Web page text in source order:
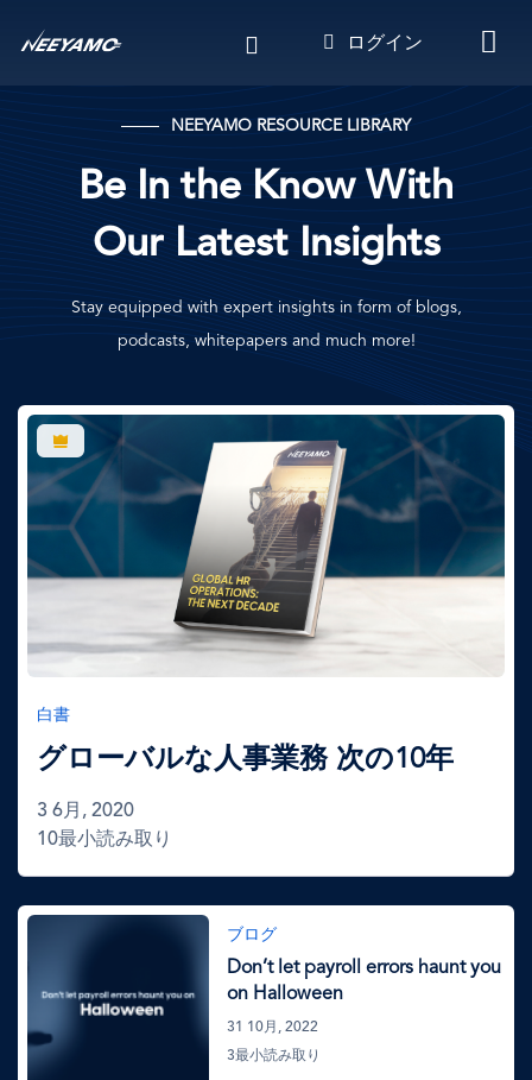
ン
ン
に
動
ログイン
NEEYAMO RESOURCE LIBRARY
Be In the Know With
Our Latest Insights
Stay equipped with expert insights in form of blogs,
podcasts, whitepapers and much more!
画
像
白書
グローバルな人事業務 次の10年
3 6月, 2020
10最小読み取り
ブログ
Don’t let payroll errors haunt you
on Halloween
31 10月, 2022
3最小読み取り